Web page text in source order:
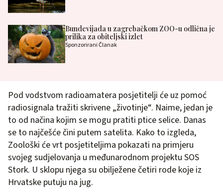
Bundevijada u zagrebačkom ZOO-u odlična je
prilika za obiteljski izlet
Sponzorirani Članak
Pod vodstvom radioamatera posjetitelji će uz pomoć
radiosignala tražiti skrivene „životinje“. Naime, jedan je
to od načina kojim se mogu pratiti ptice selice. Danas
se to najčešće čini putem satelita. Kako to izgleda,
Zoološki će vrt posjetiteljima pokazati na primjeru
svojeg sudjelovanja u međunarodnom projektu SOS
Stork. U sklopu njega su obilježene četiri rode koje iz
Hrvatske putuju na jug.